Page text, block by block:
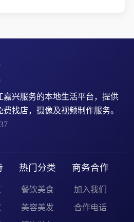
嘉兴服务的本地生活平台，提供
找店，摄像及视频制作服务。
热门分类
餐饮美食
美容美发
商务合作
加入我们
合作电话